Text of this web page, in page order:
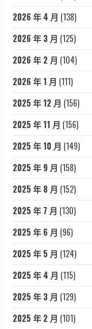
2026 年 4 月 (138)
2026 年 3 月 (125)
2026 年 2 月 (104)
2026 年 1 月 (111)
2025 年 12 月 (156)
2025 年 11 月 (156)
2025 年 10 月 (149)
2025 年 9 月 (158)
2025 年 8 月 (152)
2025 年 7 月 (130)
2025 年 6 月 (96)
2025 年 5 月 (124)
2025 年 4 月 (115)
2025 年 3 月 (129)
2025 年 2 月 (101)